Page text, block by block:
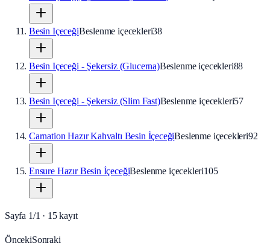
Besin IçeceğiBeslenme içecekleri38
Besin Içeceği - Şekersiz (Glucerna)Beslenme içecekleri88
Besin Içeceği - Şekersiz (Slim Fast)Beslenme içecekleri57
Carnation Hazır Kahvaltı Besin İçeceğiBeslenme içecekleri92
Ensure Hazır Besin İçeceğiBeslenme içecekleri105
Sayfa 1/1 · 15 kayıt
ÖncekiSonraki